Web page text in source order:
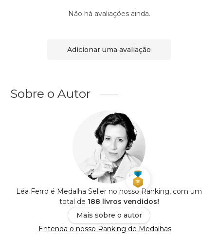
Não há avaliações ainda.
Adicionar uma avaliação
Sobre o Autor
Léa Ferro é Medalha Seller no nosso Ranking, com um
total de 188 livros vendidos!
Mais sobre o autor
Entenda o nosso Ranking de Medalhas